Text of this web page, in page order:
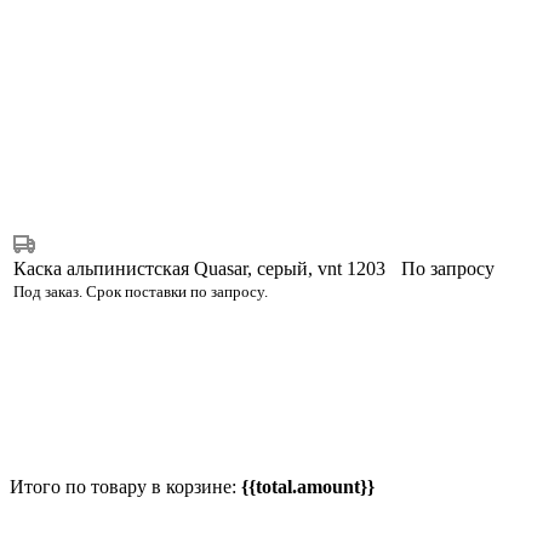
Каска альпинистская Quasar, серый, vnt 1203
Под заказ. Срок поставки по запросу.
По запросу
Итого по товару в корзине: {{total.amount}}